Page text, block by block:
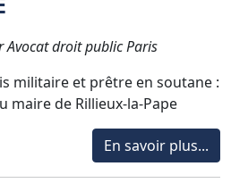
Avocat droit public Paris
militaire et prêtre en soutane :
maire de Rillieux-la-Pape
En savoir plus...